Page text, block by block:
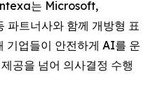
는 Microsoft,
트너사와 함께 개방형 표
기업들이 안전하게 AI를 운
공을 넘어 의사결정 수행